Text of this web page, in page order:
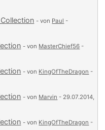
- von Paul -
- von MasterChief56 -
- von KingOfTheDragon -
- von Marvin - 29.07.2014,
- von KingOfTheDragon -